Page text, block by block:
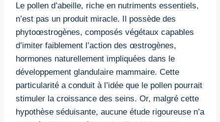
Le pollen d’abeille, riche en nutriments essentiels,
n’est pas un produit miracle. Il possède des
phytoœstrogènes, composés végétaux capables
d’imiter faiblement l’action des œstrogènes,
hormones naturellement impliquées dans le
développement glandulaire mammaire. Cette
particularité a conduit à l’idée que le pollen pourrait
stimuler la croissance des seins. Or, malgré cette
hypothèse séduisante, aucune étude rigoureuse n’a